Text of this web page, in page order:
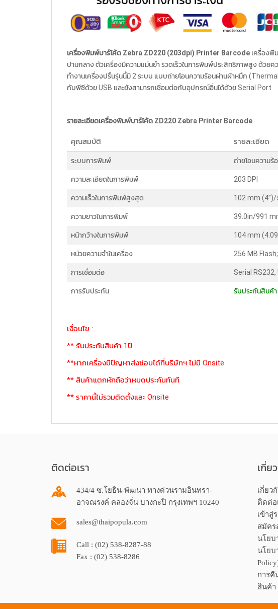
เครื่องพิมพ์บาร์โค้ด Zebra ZD220 (203dpi) Printer Barcode เครื่องพิ
ปานกลาง ตัวเครื่องมีความแม่นยำ รวดเร็วในการพิมพ์ประสิทธิภาพสูง ด้วย
ทำงานเครื่องปริ้นรุ่นนี้มี 2 ระบบ แบบถ่ายโอนความร้อนผ่านผ้าหมึก
กับพีซีด้วย USB และยังสามารถเชื่อมต่อกับอุปกรณ์อื่นได้ด้วย Serial Port
รายละเอียดเครื่องพิมพ์บาร์โค้ด ZD220 Zebra Printer Barcode
คุณสมบัติ รายละเอียด
ระบบการพิมพ์ ถ่ายโอนความร้
ความละเอียดในการพิมพ์ 203 DPI
ความเร็วในการพิมพ์สูงสุด 102 mm
ความยาวในการพิมพ์ 39.0in/991
หน้ากว้างในการพิมพ์ 104 mm
หน่วยความจำในเครื่อง 256 MB
การเชื่อมต่อ Serial RS232,
การรับประกัน รับประกันสินค้
เงื่อนไข :
** รับประกันสินค้า 1ปี
**หากเครื่องมีปัญหาส่งซ่อมได้ที่บริษัทฯ ไม่มี Onsite
** สินค้าแตกหักถือว่าหมดประกันทันที
** ราคานี้ไม่รวมติดตั้งและ Onsite
ติดต่อเรา
434/4 ซ.โยธิน-พัฒนา ทางด่วนรามอินทรา-
อาจณรงค์ คลองจั่น บางกะปิ กรุงเทพฯ 10240
sales@thaipopula.com
Call : (02) 538-8287-88
Fax : (02) 538-8286
เกี่ย
เกี่ยว
ติดต่อ
เข้าสู่
สมัคร
นโยบ
นโยบ
การคื
สินค้า